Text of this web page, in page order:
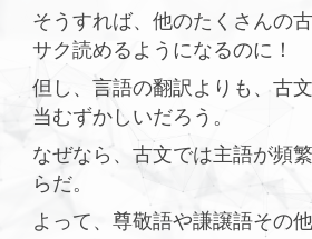
そうすれば、他のたくさんの
サク読めるようになるのに！
但し、言語の翻訳よりも、古
当むずかしいだろう。
なぜなら、古文では主語が頻
らだ。
よって、尊敬語や謙譲語その